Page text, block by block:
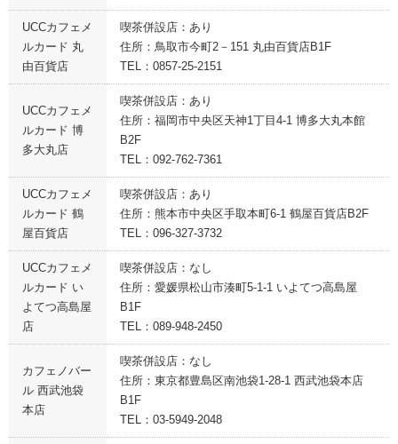
UCCカフェメ
ルカード 丸
由百貨店
喫茶併設店：あり
住所：鳥取市今町2－151 丸由百貨店B1F
TEL：0857-25-2151
UCCカフェメ
ルカード 博
多大丸店
喫茶併設店：あり
住所：福岡市中央区天神1丁目4-1 博多大丸本館
B2F
TEL：092-762-7361
UCCカフェメ
ルカード 鶴
屋百貨店
喫茶併設店：あり
住所：熊本市中央区手取本町6-1 鶴屋百貨店B2F
TEL：096-327-3732
UCCカフェメ
ルカード い
よてつ高島屋
店
喫茶併設店：なし
住所：愛媛県松山市湊町5-1-1 いよてつ高島屋
B1F
TEL：089-948-2450
カフェノバー
ル 西武池袋
本店
喫茶併設店：なし
住所：東京都豊島区南池袋1-28-1 西武池袋本店
B1F
TEL：03-5949-2048